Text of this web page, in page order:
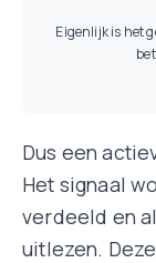
Eigenlijk is het
Dus een
Het signaal
verdeeld en
uitlezen.